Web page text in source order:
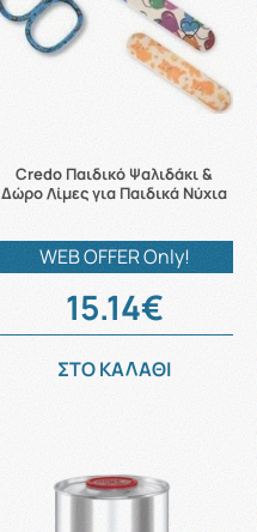
Credo Παιδικό Ψαλιδάκι &
Δώρο Λίμες για Παιδικά Νύχια
WEB OFFER Only!
15.14€
ΣΤΟ ΚΑΛΑΘΙ